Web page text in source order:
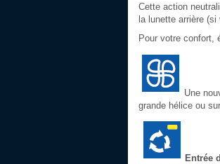
Cette action
la lunette arrière
Pour votre confort,
Une
grande hélice ou
Entrée